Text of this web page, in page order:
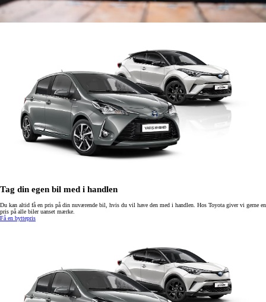
Tag din egen bil med i handlen
Du kan altid få en pris på din nuværende bil, hvis du vil have den med i handlen. Hos Toyota giver vi gerne en
pris på alle biler uanset mærke.
Få en byttepris